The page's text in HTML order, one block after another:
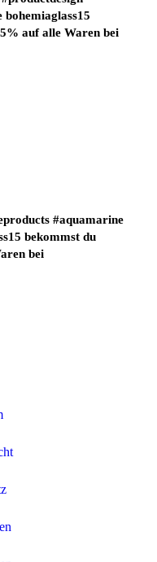
auf alle Waren bei
#aquamarine
bekommst du
bei